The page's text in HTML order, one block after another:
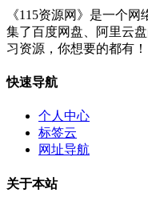
《115资源网》是一个
集了百度网盘、阿里云
习资源，你想要的都有！
快速导航
个人中心
标签云
网址导航
关于本站